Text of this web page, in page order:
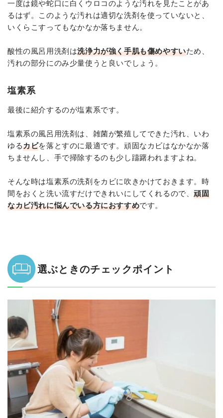
一度は鏡や蛇口に白くウロコのような汚れを見たことがあ
るはず。このような汚れは適切な洗剤を使っていないと、
いくらこすってもなかなか落ちません。
酸性の風呂用洗剤は洗浄力が強く手肌も傷めやすいため、
汚れの部分にのみ少量使うと良いでしょう。
塩素系
最後に紹介するのが塩素系です。
塩素系の風呂用洗剤は、雑菌が繁殖してできた汚れ、いわ
ゆるカビを落とすのに最適です。頑固なカビはなかなか落
ちませんし、手で掃除するのも少し躊躇われますよね。
そんな時は塩素系の洗剤をカビに吹きかけておきます。時
間をおくと洗い流すだけできれいにしてくれるので、頑固
なカビ汚れに悩んでいる方におすすめです。
選ぶときのチェックポイント